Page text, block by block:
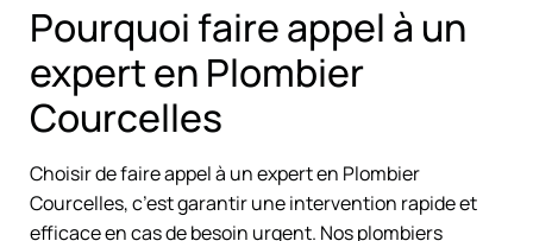
Pourquoi faire appel à un
expert en Plombier
Courcelles
Choisir de faire appel à un expert en Plombier
Courcelles, c’est garantir une intervention rapide et
efficace en cas de besoin urgent. Nos plombiers